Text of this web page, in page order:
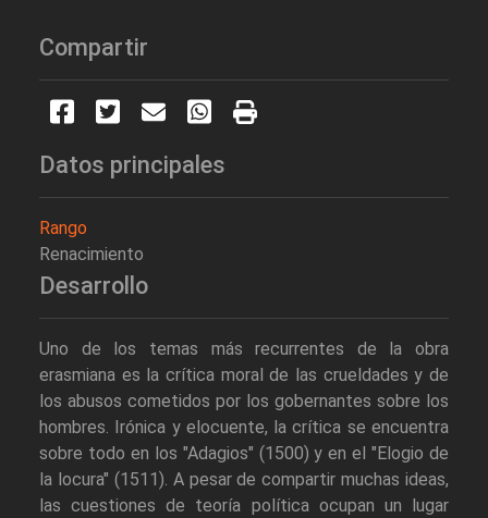
Compartir
Datos principales
Rango
Renacimiento
Desarrollo
Uno de los temas más recurrentes de la obra
erasmiana es la crítica moral de las crueldades y de
los abusos cometidos por los gobernantes sobre los
hombres. Irónica y elocuente, la crítica se encuentra
sobre todo en los "Adagios" (1500) y en el "Elogio de
la locura" (1511). A pesar de compartir muchas ideas,
las cuestiones de teoría política ocupan un lugar